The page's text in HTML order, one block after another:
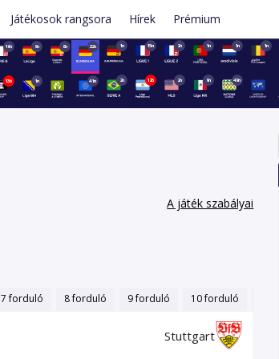
Játékosok rangsora Hírek Prémium
16n 9n 8n 22n 1n 15n 2n 1n 1n 1n
13ó 1n 41n 2n 12ó 2n 9n 49n
A játék szabályai
7 forduló 8 forduló 9 forduló 10 forduló 11
Stuttgart